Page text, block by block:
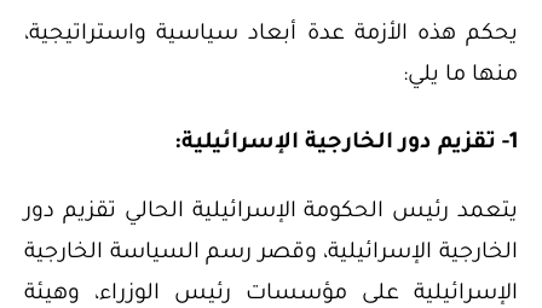
يحكم هذه الأزمة عدة أبعاد سياسية واستراتيجية،
منها ما يلي:
يتعمد رئيس الحكومة الإسرائيلية الحالي تقزيم دور
الخارجية الإسرائيلية، وقصر رسم السياسة الخارجية
الإسرائيلية على مؤسسات رئيس الوزراء، وهيئة